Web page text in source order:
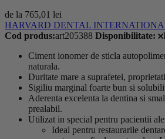
de la 765,01 lei
HARVARD DENTAL
Cod produs:art205388 Disponibilitate:
Ciment ionomer de sticla
naturala.
Duritate mare a suprafetei,
Sigiliu marginal foarte bun si
Aderenta excelenta la dentina si
prealabil.
Utilizat in special pentru pacientii
Ideal pentru restaurarile